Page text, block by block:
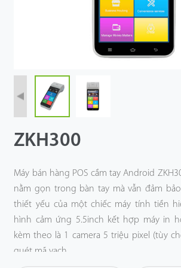
ZKH300
Máy bán hàng POS cầm tay Android
nằm gọn trong bàn tay mà vẫn đảm
thiết yếu của một chiếc máy tính tiền
hình cảm ứng 5.5inch kết hợp máy in
kèm theo là 1 camera 5 triệu pixel (tùy
quét mã vạch.